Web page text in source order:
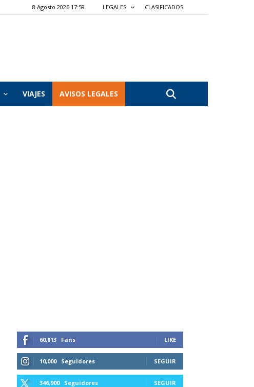
8 Agosto 2026 17:59 LEGALES CLASIFICADOS
VIAJES AVISOS LEGALES
60,813 Fans LIKE
10,000 Seguidores SEGUIR
346,900 Seguidores SEGUIR